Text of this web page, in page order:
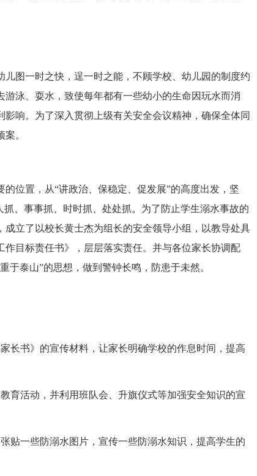
图一时之快，逞一时之能，不顾学校、幼儿园的制度约
泳、耍水，致使每年都有一些幼小的生命因玩水而消
响。为了深入贯彻上级有关安全会议精神，确保全体同
。
位置，从“讲政治、保稳定、促发展”的高度出发，坚
、事事抓、时时抓、处处抓。为了防止学生溺水事故的
立了以校长黄士杰为组长的安全领导小组，以教导处具
目标责任书》，层层落实责任。并与各位家长协调配
于泰山”的思想，做到警钟长鸣，防患于未然。
长书》的宣传材料，让家长明确学校的作息时间，提高
育活动，并利用班队会、升旗仪式等加强安全知识的宣
贴一些防溺水图片，宣传一些防溺水知识，提高学生的